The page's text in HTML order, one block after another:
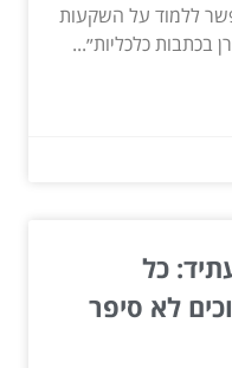
ללמוד על השקעות
בכתבות כלכליות״...
כל
לא סיפר